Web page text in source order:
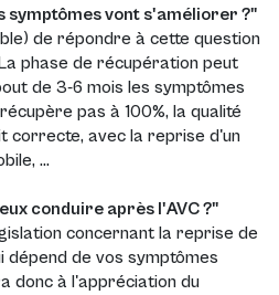
symptômes vont s'améliorer ?"
de répondre à cette question
phase de récupération peut
de 3-6 mois les symptômes
pas à 100%, la qualité
correcte, avec la reprise d'un
...
conduire après l'AVC ?"
concernant la reprise de
dépend de vos symptômes
donc à l'appréciation du